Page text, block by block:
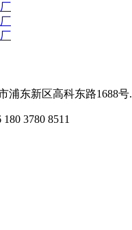
市浦东新区高科东路1688号.
180 3780 8511